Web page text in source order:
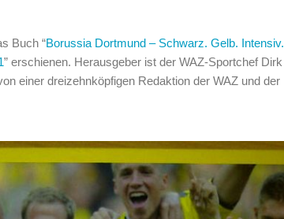
Buch “Borussia Dortmund – Schwarz. Gelb. Intensiv.
” erschienen. Herausgeber ist der WAZ-Sportchef Dirk
einer dreizehnköpfigen Redaktion der WAZ und der